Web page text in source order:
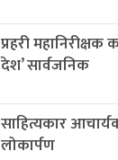
प्रहरी
देश’ सार्वजनिक
साहित्यकार
लोकार्पण